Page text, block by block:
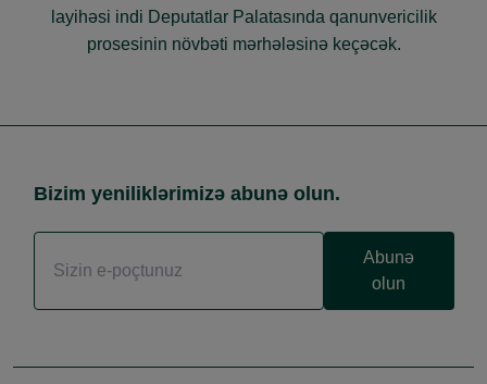
layihəsi indi Deputatlar Palatasında qanunvericilik
prosesinin növbəti mərhələsinə keçəcək.
Bizim yeniliklərimizə abunə olun.
Abunə
olun